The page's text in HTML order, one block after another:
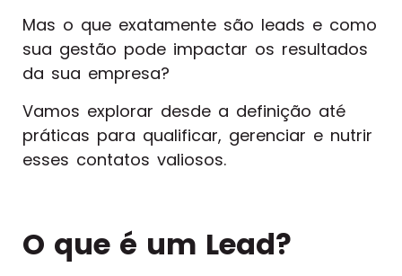
Mas o que exatamente são leads e como
sua gestão pode impactar os resultados
da sua empresa?
Vamos explorar desde a definição até
práticas para qualificar, gerenciar e nutrir
esses contatos valiosos.
O que é um Lead?